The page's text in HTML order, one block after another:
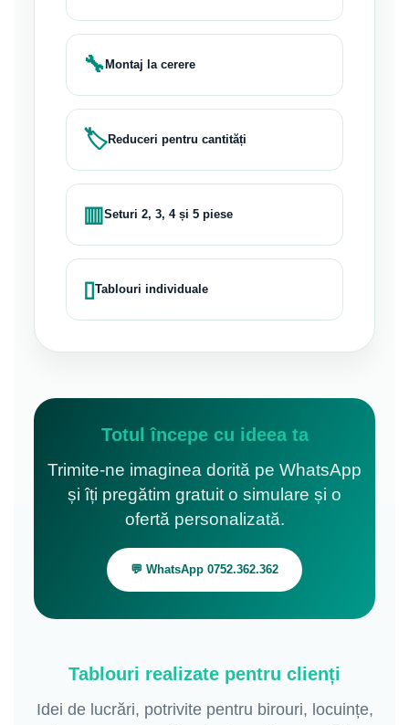
🔧 Montaj la cerere
🏷Reduceri pentru cantități
▥Seturi 2, 3, 4 și 5 piese
▯Tablouri individuale
Totul începe cu ideea ta
Trimite-ne imaginea dorită pe WhatsApp
și îți pregătim gratuit o simulare și o
ofertă personalizată.
💬 WhatsApp 0752.362.362
Tablouri realizate pentru clienți
Idei de lucrări, potrivite pentru birouri, locuințe,